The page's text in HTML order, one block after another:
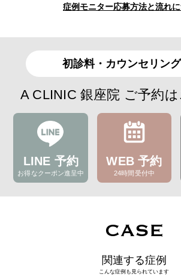
症例モニター応募方法と流れ
初診料・カウンセリン
A CLINIC 銀座院 ご予約
LINE 予約
お得なクーポン進呈中
WEB 予約
24時間受付中
CASE
関連する症例
こんな症例も見られています